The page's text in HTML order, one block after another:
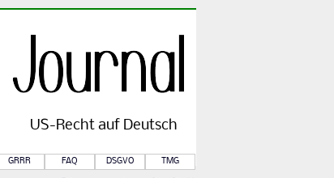
US-Rechtauf Deutsch
GRRR FAQ DSGVO TMG